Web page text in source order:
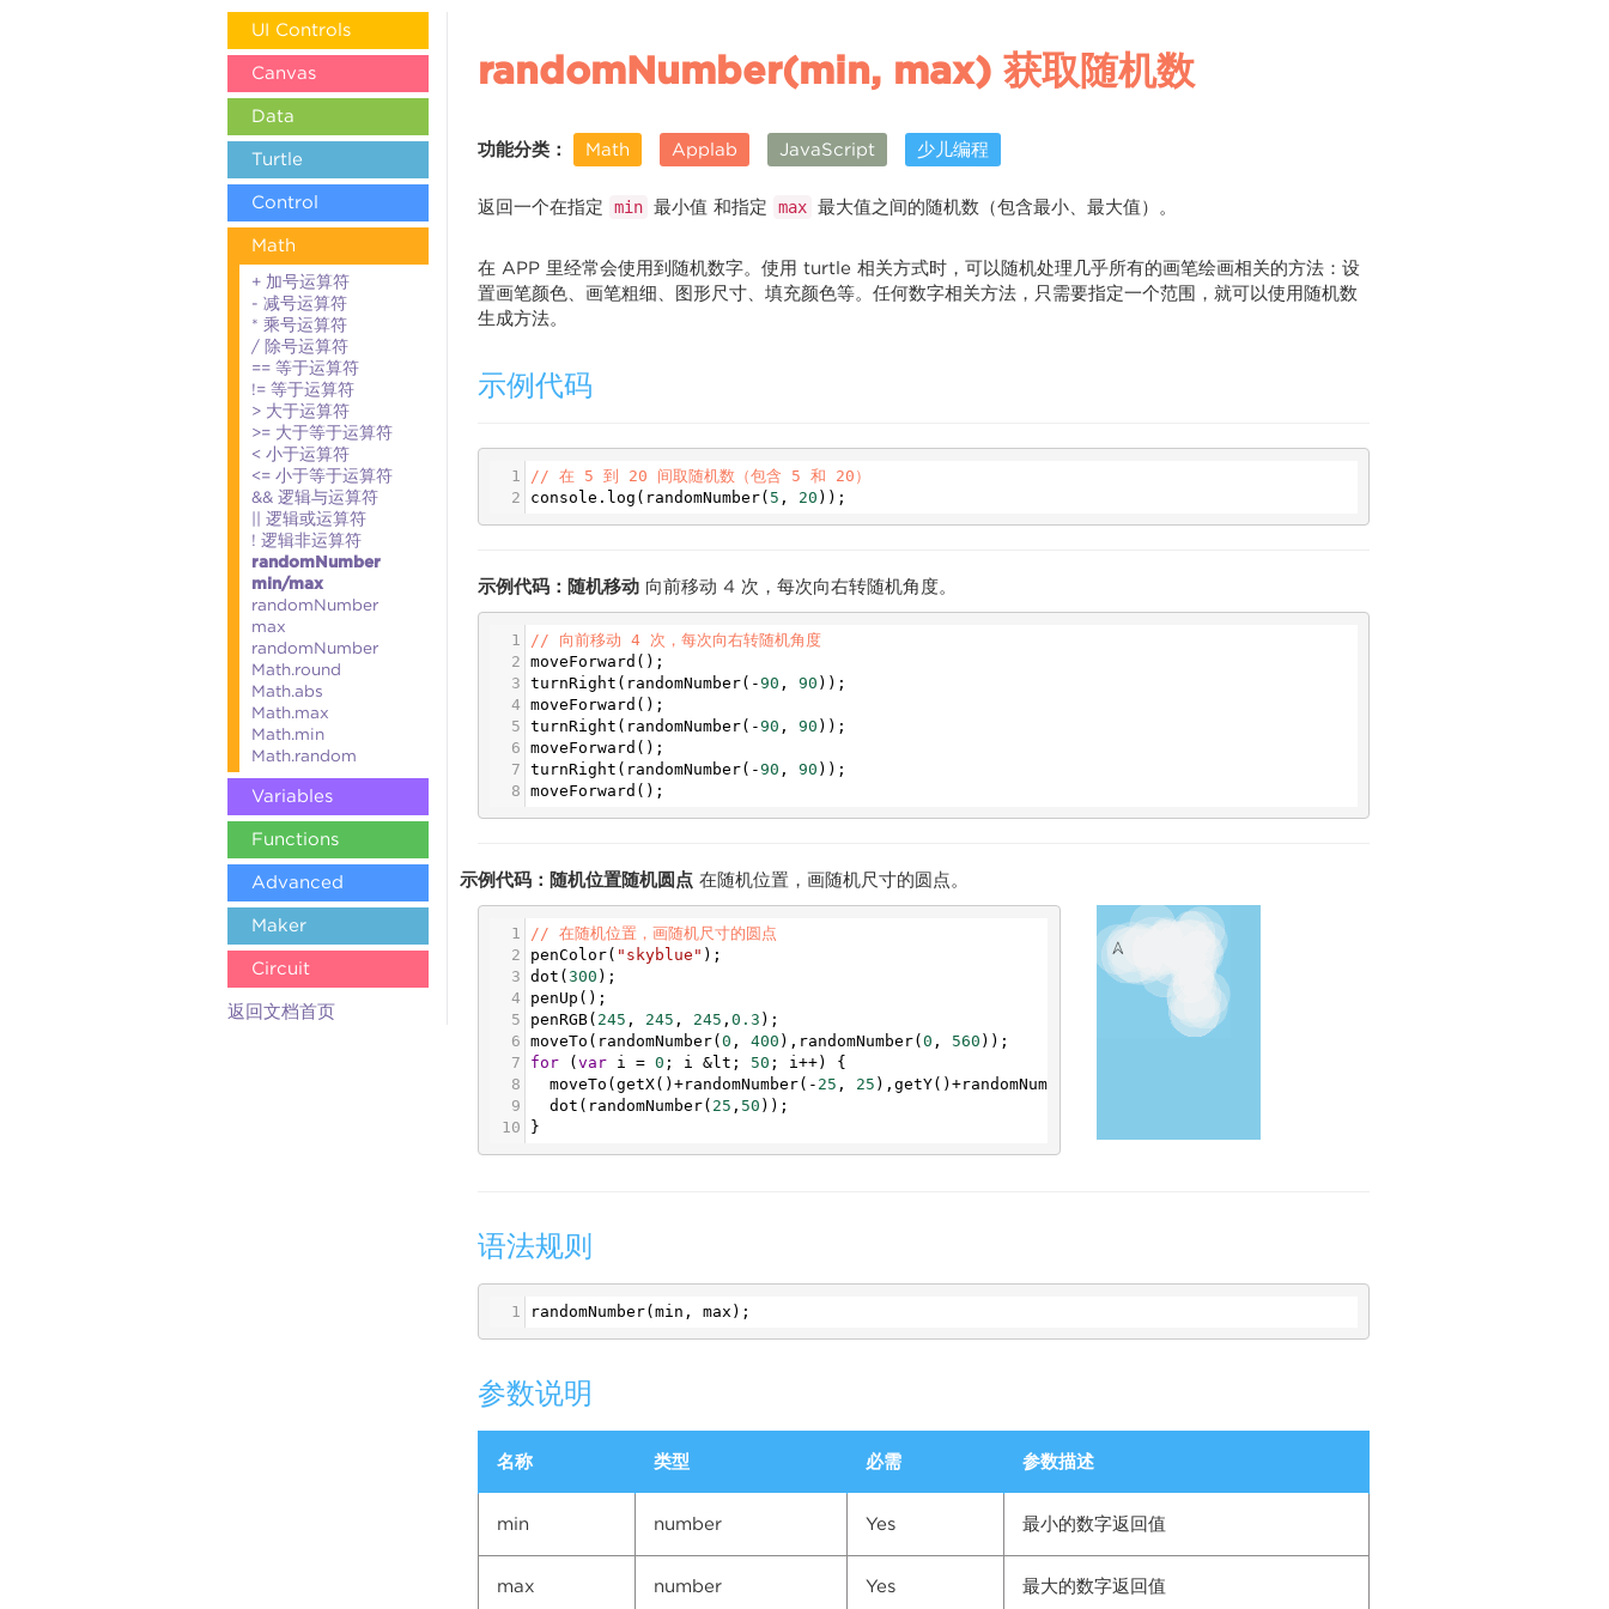
randomNumber(min, max) 获取随机数
功能分类： Math Applab JavaScript 少儿编程
返回一个在指定 min 最小值 和指定 max 最大值之间的随机数（包含最小、最大值）。
在 APP 里经常会使用到随机数字。使用 turtle 相关方式时，可以随机处理几乎所有的画笔绘画相关的方法：设
置画笔颜色、画笔粗细、图形尺寸、填充颜色等。任何数字相关方法，只需要指定一个范围，就可以使用随机数
生成方法。
示例代码
1
// 在 5 到 20 间取随机数（包含 5 和 20）
2
console . log ( randomNumber( 5 , 20 ));
示例代码：随机移动向前移动 4 次，每次向右转随机角度。
1
// 向前移动 4 次，每次向右转随机角度
2
moveForward ();
3
turnRight ( randomNumber( -90 , 90 ));
4
moveForward ();
5
turnRight ( randomNumber( -90 , 90 ));
6
moveForward ();
7
turnRight ( randomNumber( -90 , 90 ));
8
moveForward ();
示例代码：随机位置随机圆点在随机位置，画随机尺寸的圆点。
1
// 在随机位置，画随机尺寸的圆点
2
penColor( "skyblue" );
3
dot (300 );
4
penUp ();
5
penRGB( 245 , 245 , 245 ,0.3 );
6
moveTo ( randomNumber(0 , 400 ), randomNumber(0 , 560 ));
7
for (var i = 0 ; i &lt ; 50 ; i++) {
8
moveTo (getX()+randomNumber( - 25 , 25 ),getY()+randomNumber
9
dot ( randomNumber( 25 , 50 ));
10
}
语法规则
1 randomNumber(min , max );
参数说明
名称 类型 必需 参数描述
min number Yes 最小的数字返回值
max number Yes 最大的数字返回值
UI Controls
Canvas
Data
Turtle
Control
Math
+ 加号运算符
- 减号运算符
* 乘号运算符
/ 除号运算符
== 等于运算符
!= 等于运算符
> 大于运算符
>= 大于等于运算符
< 小于运算符
<= 小于等于运算符
&& 逻辑与运算符
|| 逻辑或运算符
! 逻辑非运算符
randomNumber
min/max
randomNumber
max
randomNumber
Math.round
Math.abs
Math.max
Math.min
Math.random
Variables
Functions
Advanced
Maker
Circuit
返回文档首页